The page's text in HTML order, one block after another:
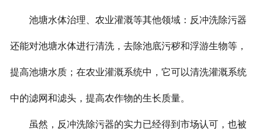
池塘水体治理、农业灌溉等其他领域：反冲洗除污器
还能对池塘水体进行清洗，去除池底污秽和浮游生物等，
提高池塘水质；在农业灌溉系统中，它可以清洗灌溉系统
中的滤网和滤头，提高农作物的生长质量。
虽然，反冲洗除污器的实力已经得到市场认可，也被